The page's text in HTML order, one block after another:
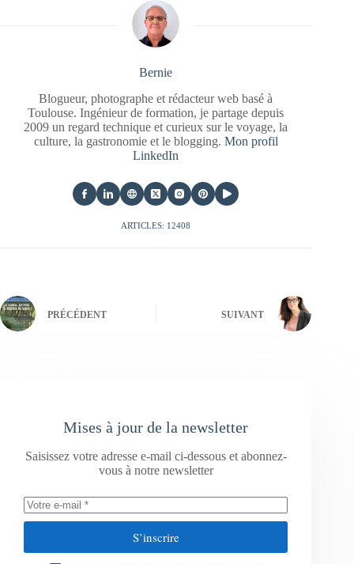
Bernie
Blogueur, photographe et rédacteur web basé à
Toulouse. Ingénieur de formation, je partage depuis
2009 un regard technique et curieux sur le voyage, la
culture, la gastronomie et le blogging. Mon profil
LinkedIn
ARTICLES: 12408
PRÉCÉDENT SUIVANT
Mises à jour de la newsletter
Saisissez votre adresse e-mail ci-dessous et abonnez-
vous à notre newsletter
S’inscrire